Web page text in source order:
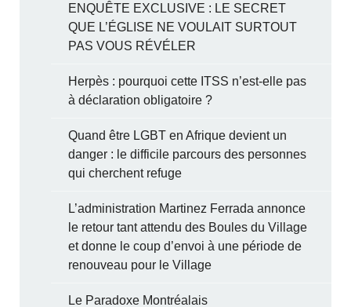
ENQUÊTE EXCLUSIVE : LE SECRET
QUE L’ÉGLISE NE VOULAIT SURTOUT
PAS VOUS RÉVÉLER
Herpès : pourquoi cette ITSS n’est-elle pas
à déclaration obligatoire ?
Quand être LGBT en Afrique devient un
danger : le difficile parcours des personnes
qui cherchent refuge
L’administration Martinez Ferrada annonce
le retour tant attendu des Boules du Village
et donne le coup d’envoi à une période de
renouveau pour le Village
Le Paradoxe Montréalais